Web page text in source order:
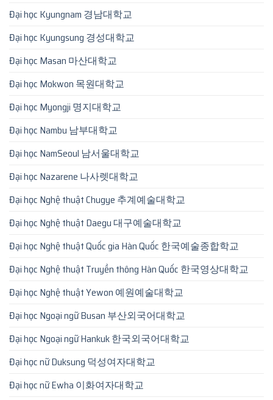
Đại học Kyungnam 경남대학교
Đại học Kyungsung 경성대학교
Đại học Masan 마산대학교
Đại học Mokwon 목원대학교
Đại học Myongji 명지대학교
Đại học Nambu 남부대학교
Đại học NamSeoul 남서울대학교
Đại học Nazarene 나사렛대학교
Đại học Nghệ thuật Chugye 추계예술대학교
Đại học Nghệ thuật Daegu 대구예술대학교
Đại học Nghệ thuật Quốc gia Hàn Quốc 한국예술종합학교
Đại học Nghệ thuật Truyền thông Hàn Quốc 한국영상대학교
Đại học Nghệ thuật Yewon 예원예술대학교
Đại học Ngoại ngữ Busan 부산외국어대학교
Đại học Ngoại ngữ Hankuk 한국외국어대학교
Đại học nữ Duksung 덕성여자대학교
Đại học nữ Ewha 이화여자대학교